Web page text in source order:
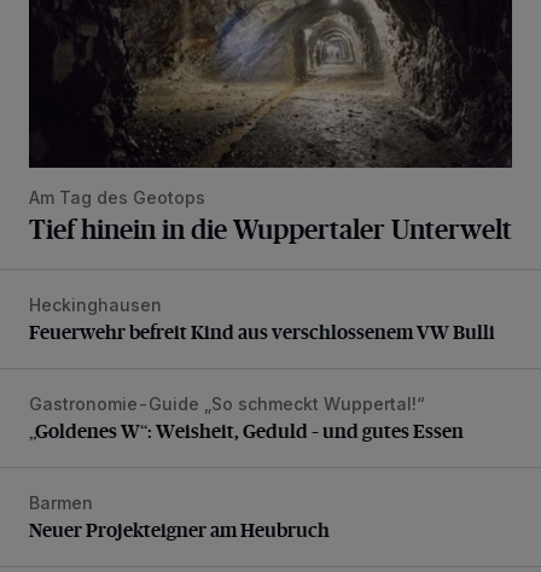
Am Tag des Geotops
Tief hinein in die Wuppertaler Unterwelt
Feuerwehr befreit Kind aus verschlossenem VW Bulli
Heckinghausen
Feuerwehr befreit Kind aus verschlossenem VW Bulli
„Goldenes W“: Weisheit, Geduld – und gutes Essen
Gastronomie-Guide „So schmeckt Wuppertal!“
„Goldenes W“: Weisheit, Geduld – und gutes Essen
Neuer Projekteigner am Heubruch
Barmen
Neuer Projekteigner am Heubruch